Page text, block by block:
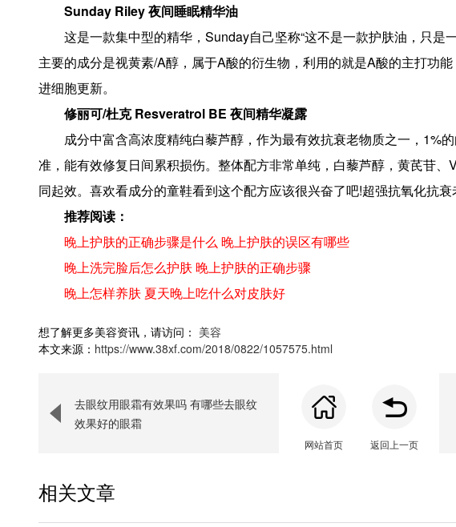
Sunday Riley 夜间睡眠精华油
这是一款集中型的精华，Sunday自己坚称“这不是一款护肤油，只是
主要的成分是视黄素/A醇，属于A酸的衍生物，利用的就是A酸的主打功
进细胞更新。
修丽可/杜克 Resveratrol BE 夜间精华凝露
成分中富含高浓度精纯白藜芦醇，作为最有效抗衰老物质之一，1%
准，能有效修复日间累积损伤。整体配方非常单纯，白藜芦醇，黄芪苷
同起效。喜欢看成分的童鞋看到这个配方应该很兴奋了吧!超强抗氧化抗衰
推荐阅读：
晚上护肤的正确步骤是什么 晚上护肤的误区有哪些
晚上洗完脸后怎么护肤 晚上护肤的正确步骤
晚上怎样养肤 夏天晚上吃什么对皮肤好
想了解更多美容资讯，请访问： 美容
本文来源： https://www.38xf.com/2018/0822/1057575.html
去眼纹用眼霜有效果吗 有哪些去眼纹
效果好的眼霜
网站首页 返回上一页
相关文章